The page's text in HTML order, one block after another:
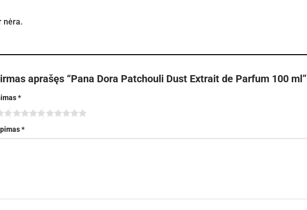
nėra.
aprašęs “Pana Dora Patchouli Dust Extrait de Parfum 100 ml”
*
*